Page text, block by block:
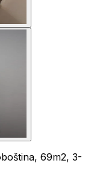
69m2, 3-